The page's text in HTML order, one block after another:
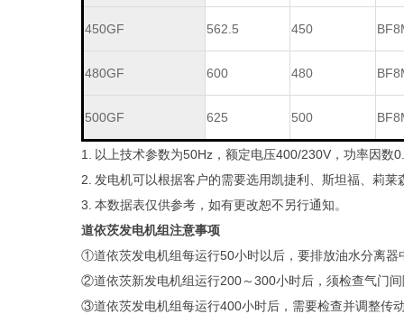
450GF 562.5 450
480GF 600 480
500GF 625 500
1. 以上技术参数为50Hz，额定电压400/230V，功率因
2. 发电机可以根据客户的需要选用凯捷利、 斯坦福、莉莱
3. 本数据表仅供参考，如有更改恕不另行通知。
道依茨发电机组注意事项
①道依茨发电机组每运行50小时以后，要排放油水分离
②道依茨新发电机组运行200～300小时后，须检查气门
③道依茨发电机组每运行400小时后，需要检查并调整传